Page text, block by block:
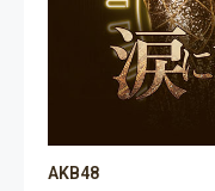
AKB48